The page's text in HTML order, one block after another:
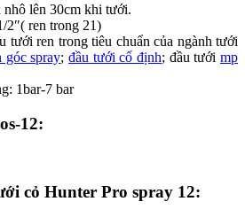
nhô lên 30cm khi tưới.
2″( ren trong 21)
tưới ren trong tiêu chuẩn của ngành tưới
góc spray;đầu tưới cố định; đầu tướimp
1bar-7 bar
12:
cỏ Hunter Pro spray 12: